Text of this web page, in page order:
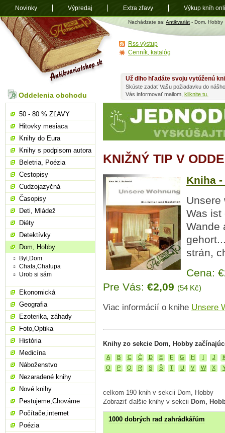
Antikvariát
shop.sk
Nachádzate sa: Antikvariát - Dom, Hobby
KNIŽNÝ TIP V
Kniha
Unsere
Was ist
Wande
strán,
Cena:
Pre Vás: €2,09 (54 Kč)
Viac informácií o knihe Unsere
Knihy zo sekcie Dom, Hobby
A B C Č D E F G H I J
O
P Q R S Š T U V W X
celkom 190 knih v sekcii Dom, Hobby
Zobraziť ďalšie knihy v sekcii Dom,
1000 dobrých rad zahrádkářúm
Už dlho hľadáte svoju vytúženú
Skúste zadať Vašu požiadavku do
Vás informovať mailom, kliknite tu.
Oddelenia obchodu
50 - 80 % ZĽAVY
Hitovky mesiaca
Knihy do Eura
Knihy s podpisom autora
Beletria, Poézia
Cestopisy
Cudzojazyčná
Časopisy
Deti, Mládež
Diéty
Detektívky
Dom, Hobby
Byt,Dom
Chata,Chalupa
Urob si sám
Ekonomická
Geografia
Ezoterika, záhady
Foto,Optika
História
Medicína
Náboženstvo
Nezaradené knihy
Nové knihy
Pestujeme,Chováme
Počítače,internet
Poézia
Rss výstup
Cenník, katalóg
Novinky Výpredaj Extra zľavy Výkup kníh